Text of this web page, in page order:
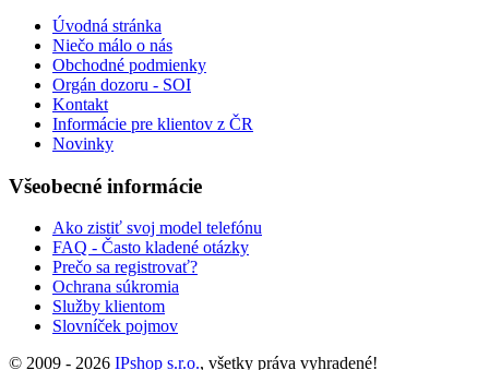
Úvodná stránka
Niečo málo o nás
Obchodné podmienky
Orgán dozoru - SOI
Kontakt
Informácie pre klientov z ČR
Novinky
Všeobecné informácie
Ako zistiť svoj model telefónu
FAQ - Často kladené otázky
Prečo sa registrovať?
Ochrana súkromia
Služby klientom
Slovníček pojmov
© 2009 - 2026 IPshop s.r.o., všetky práva vyhradené!